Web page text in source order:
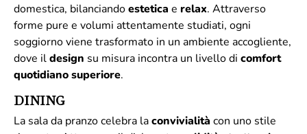
domestica, bilanciandoestetica e relax. Attraverso
forme pure e volumi attentamente studiati, ogni
soggiorno viene trasformato in un ambiente accogliente,
dove ildesign su misura incontra un livello di comfort
quotidiano superiore.
DINING
La sala da pranzo celebra laconvivialità con uno stile